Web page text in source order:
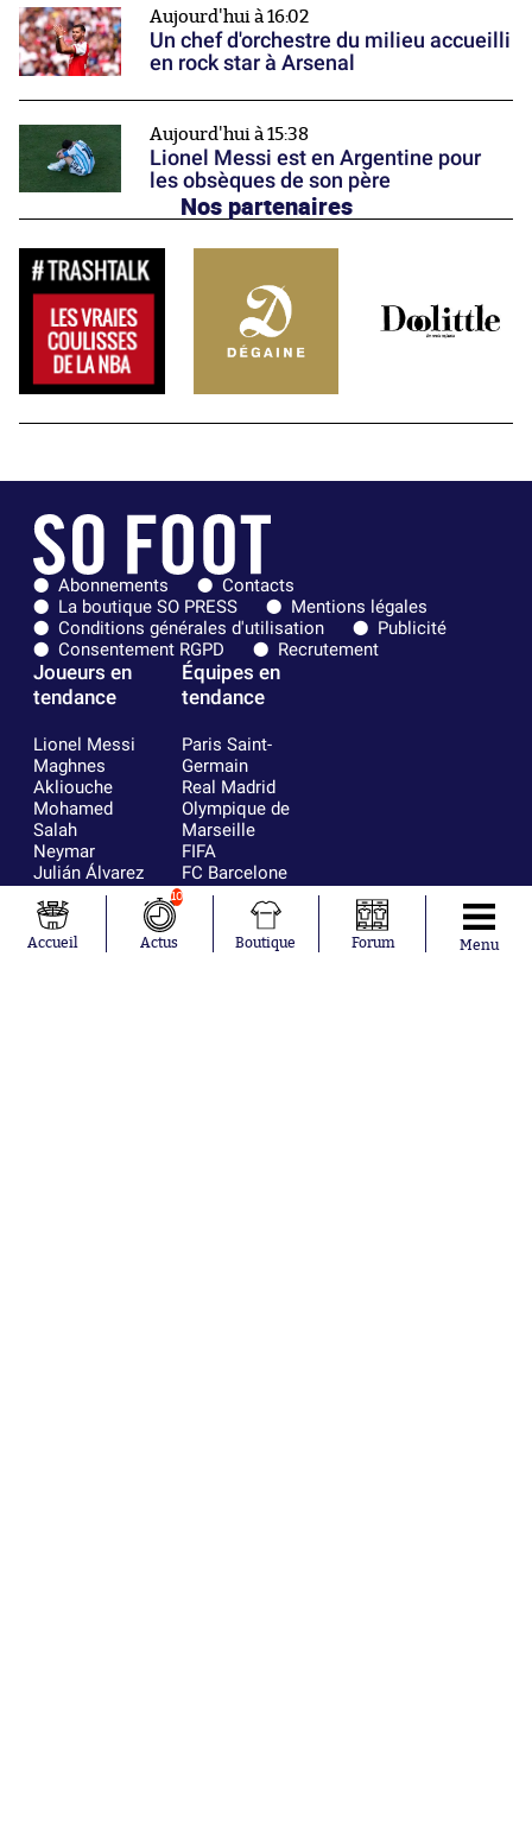
Aujourd'hui à 16:02
Un chef d'orchestre du milieu accueilli
en rock star à Arsenal
Aujourd'hui à 15:38
Lionel Messi est en Argentine pour
les obsèques de son père
Nos partenaires
Abonnements
Contacts
La boutique SO PRESS
Mentions légales
Conditions générales d'utilisation
Publicité
Consentement RGPD
Recrutement
Joueurs en
tendance
Lionel Messi
Maghnes
Akliouche
Mohamed
Salah
Neymar
Julián Álvarez
Ferrán Torres
Kilian Corredor
Franco
Mastantuono
Équipes en
tendance
Paris Saint-
Germain
Real Madrid
Olympique de
Marseille
FIFA
FC Barcelone
Argentine
Olympique
lyonnais
AS Monaco
Accueil
10
Actus Boutique Forum Menu